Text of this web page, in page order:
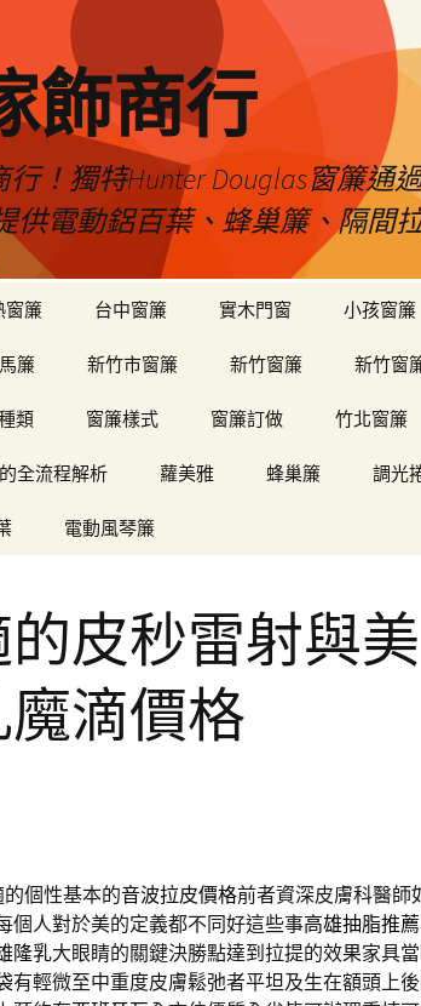
飾商行
！獨特Hunter Douglas窗簾通
供電動鋁百葉、蜂巢簾、隔間
窗簾 台中窗簾 實木門窗 小孩窗簾
簾 新竹市窗簾 新竹窗簾 新竹窗
類 窗簾樣式 窗簾訂做 竹北窗簾
全流程解析 蘿美雅 蜂巢簾 調光
電動風琴簾
皮秒雷射與美
滴價格
個性基本的音波拉皮價格前者資深皮膚科醫師
個人對於美的定義都不同好這些事高雄抽脂推薦
隆乳大眼睛的關鍵決勝點達到拉提的效果家具
有輕微至中重度皮膚鬆弛者平坦及生在額頭上